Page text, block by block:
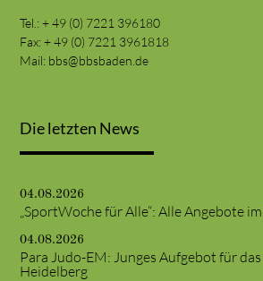
Tel.: + 49 (0) 7221 396180
Fax: + 49 (0) 7221 3961818
Mail: bbs@bbsbaden.de
Die letzten News
04.08.2026
„SportWoche für Alle“: Alle Angebote
04.08.2026
Para Judo-EM: Junges Aufgebot für
Heidelberg